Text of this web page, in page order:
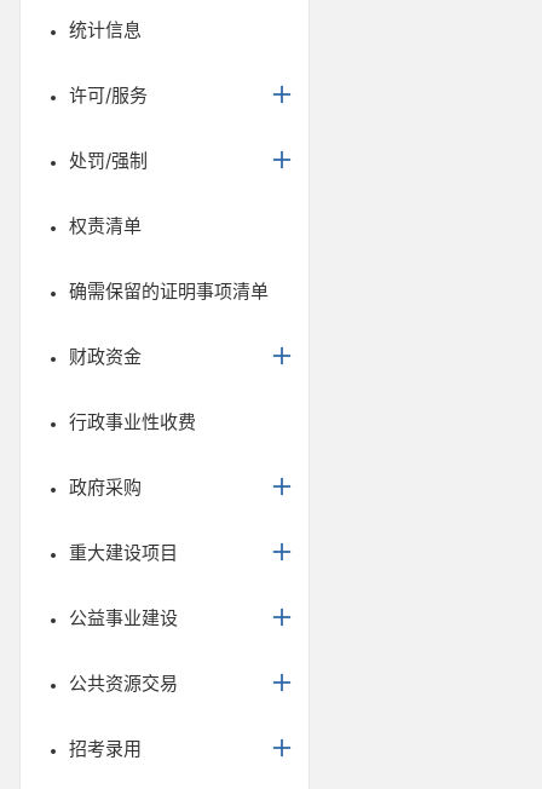
统计信息
许可/服务
处罚/强制
权责清单
确需保留的证明事项清单
财政资金
行政事业性收费
政府采购
重大建设项目
公益事业建设
公共资源交易
招考录用